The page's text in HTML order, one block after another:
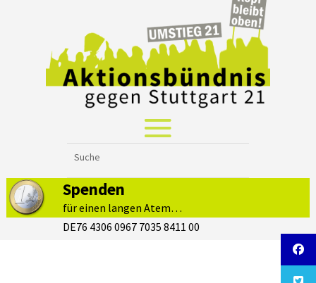
Spenden
für einen langen Atem…
DE76 4306 0967 7035 8411 00